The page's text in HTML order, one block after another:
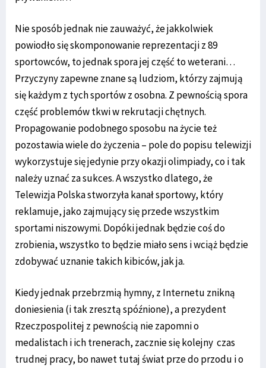
Nie sposób jednak nie zauważyć, że jakkolwiek
powiodło się skomponowanie reprezentacji z 89
sportowców, to jednak spora jej część to weterani…
Przyczyny zapewne znane są ludziom, którzy zajmują
się każdym z tych sportów z osobna. Z pewnością spora
część problemów tkwi w rekrutacji chętnych.
Propagowanie podobnego sposobu na życie też
pozostawia wiele do życzenia – pole do popisu telewizji
wykorzystuje się jedynie przy okazji olimpiady, co i tak
należy uznać za sukces. A wszystko dlatego, że
Telewizja Polska stworzyła kanał sportowy, który
reklamuje, jako zajmujący się przede wszystkim
sportami niszowymi. Dopóki jednak będzie coś do
zrobienia, wszystko to będzie miało sens i wciąż będzie
zdobywać uznanie takich kibiców, jak ja.
Kiedy jednak przebrzmią hymny, z Internetu znikną
doniesienia (i tak zresztą spóźnione), a prezydent
Rzeczpospolitej z pewnością nie zapomni o
medalistach i ich trenerach, zacznie się kolejny czas
trudnej pracy, bo nawet tutaj świat prze do przodu i o